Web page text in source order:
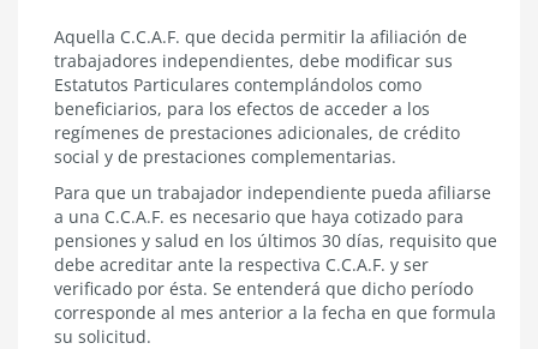
2.3.1.1
Procedimiento
Aquella C.C.A.F. que decida permitir la afiliación de
trabajadores independientes, debe modificar sus
Estatutos Particulares contemplándolos como
beneficiarios, para los efectos de acceder a los
regímenes de prestaciones adicionales, de crédito
social y de prestaciones complementarias.
Para que un trabajador independiente pueda afiliarse
a una C.C.A.F. es necesario que haya cotizado para
pensiones y salud en los últimos 30 días, requisito que
debe acreditar ante la respectiva C.C.A.F. y ser
verificado por ésta. Se entenderá que dicho período
corresponde al mes anterior a la fecha en que formula
su solicitud.